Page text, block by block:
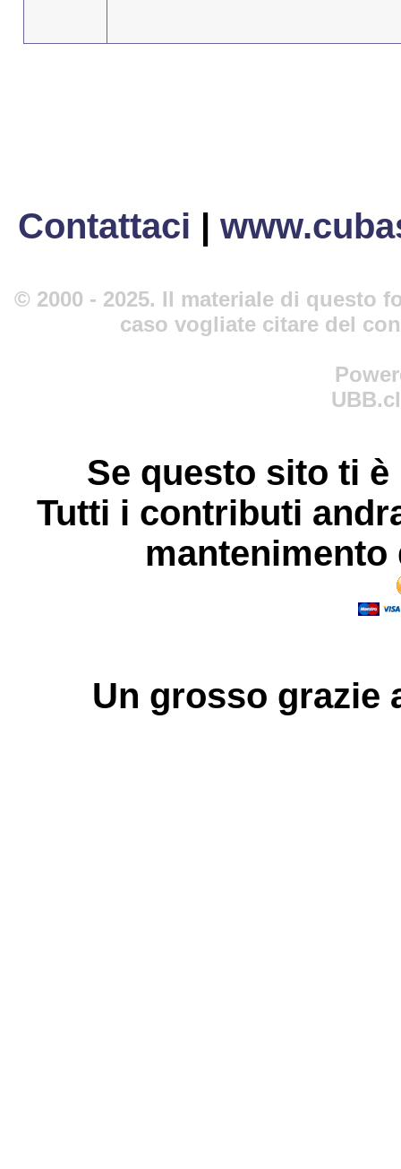
Contattaci |
© 2000 - 2025. Il materiale di questo
caso vogliate citare del
Se questo sito ti
Tutti i contributi
Un grosso grazie